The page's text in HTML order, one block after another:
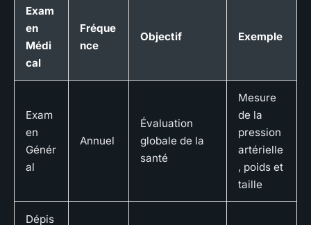
Exam
en
Médi
cal
Fréque
nce
Objectif Exemple
Exam
en
Génér
al
Annuel
Évaluation
globale de la
santé
Mesure
de la
pression
artérielle
, poids et
taille
Dépis